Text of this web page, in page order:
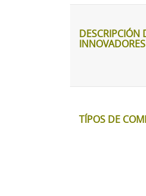
DESCRIPCIÓN
INNOVADORES
TÍPOS DE